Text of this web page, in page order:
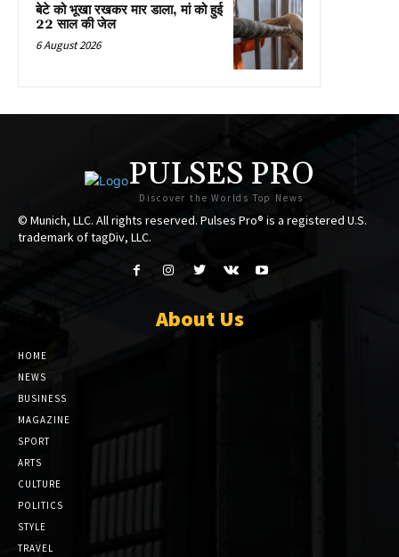
बेटे को भूखा रखकर मार डाला, मां को हुई
22 साल की जेल
6 August 2026
PULSES PRO
Discover the Worlds Top News
© Munich, LLC. All rights reserved. Pulses Pro® is a registered U.S.
trademark of tagDiv, LLC.
About Us
HOME
NEWS
BUSINESS
MAGAZINE
SPORT
ARTS
CULTURE
POLITICS
STYLE
TRAVEL